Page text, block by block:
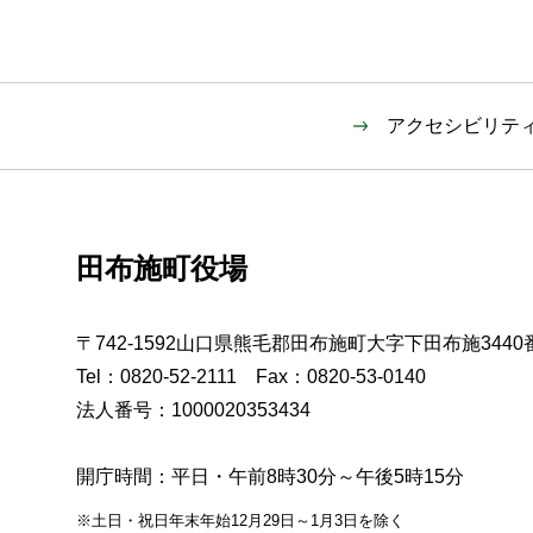
アクセシビリテ
田布施町役場
〒742-1592山口県熊毛郡田布施町大字下田布施3440
Tel：0820-52-2111 Fax：0820-53-0140
法人番号：1000020353434
開庁時間：平日・午前8時30分～午後5時15分
※土日・祝日年末年始12月29日～1月3日を除く